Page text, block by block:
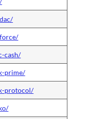
cash/
prime/
protocol/